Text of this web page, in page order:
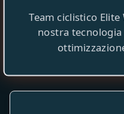
Team ciclistico
nostra